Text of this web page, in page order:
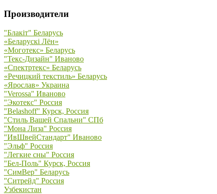
Производители
"Блакiт" Беларусь
«Беларускi Лён»
«Моготекс» Беларусь
"Текс-Дизайн" Иваново
«Спектртекс» Беларусь
«Речицкий текстиль» Беларусь
«Ярослав» Украина
"Verossa" Иваново
"Экотекс" Россия
"Belashoff" Курск, Россия
"Стиль Вашей Спальни" СПб
"Мона Лиза" Россия
"ИвШвейСтандарт" Иваново
"Эльф" Россия
"Легкие сны" Россия
"Бел-Поль" Курск, Россия
"СимВер" Беларусь
"Ситрейд" Россия
Узбекистан